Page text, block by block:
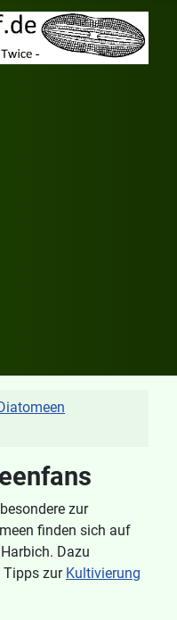
zur
finden sich auf
Dazu
Tipps zur Kultivierung